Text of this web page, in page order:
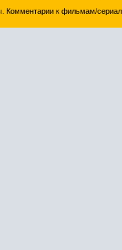
Комментарии к фильмам/